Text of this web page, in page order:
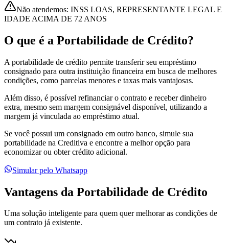
Não atendemos: INSS LOAS, REPRESENTANTE LEGAL E
IDADE ACIMA DE 72 ANOS
O que é a Portabilidade de Crédito?
A portabilidade de crédito permite transferir seu empréstimo
consignado para outra instituição financeira em busca de melhores
condições, como parcelas menores e taxas mais vantajosas.
Além disso, é possível refinanciar o contrato e receber dinheiro
extra, mesmo sem margem consignável disponível, utilizando a
margem já vinculada ao empréstimo atual.
Se você possui um consignado em outro banco, simule sua
portabilidade na Creditiva e encontre a melhor opção para
economizar ou obter crédito adicional.
Simular pelo Whatsapp
Vantagens da Portabilidade de Crédito
Uma solução inteligente para quem quer melhorar as condições de
um contrato já existente.